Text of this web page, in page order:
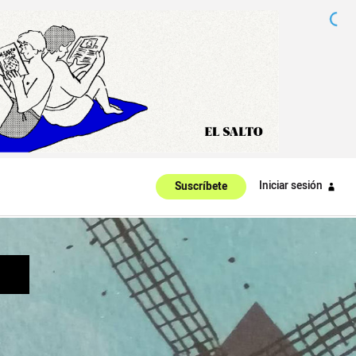
Suscríbete Iniciar sesión